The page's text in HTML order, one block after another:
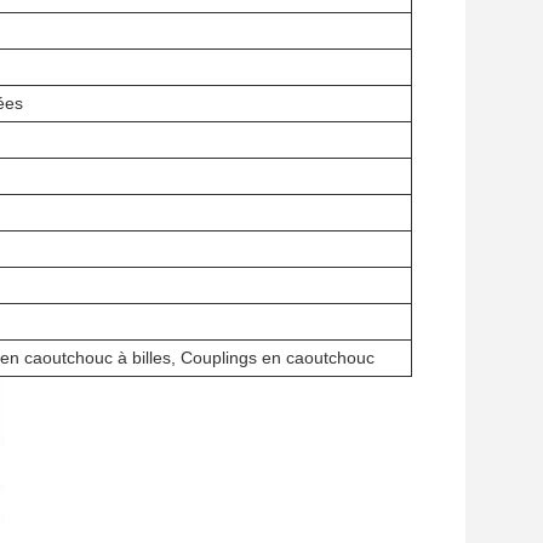
caoutchouc à billes, Couplings en caoutchouc